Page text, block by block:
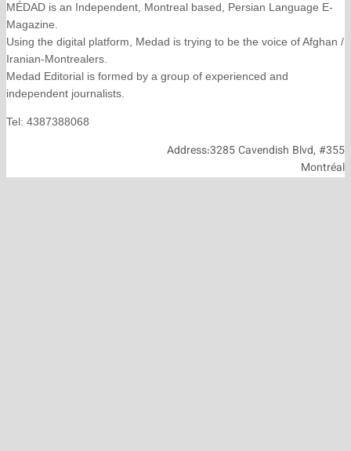
MÉDAD is an Independent, Montreal based, Persian
Using the digital platform, Medad is trying to be the
Iranian-Montrealers.
Medad Editorial is formed by a group of experienced and
independent journalists.
Tel: 4387388068
Address:3285